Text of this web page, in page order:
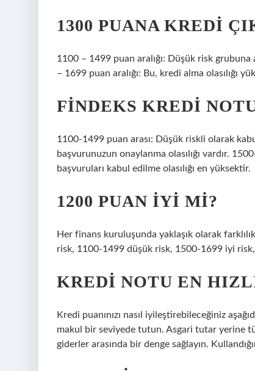
1300 PUANA KREDI
1100 – 1499 puan aralığı: Düşük risk
– 1699 puan aralığı: Bu, kredi alma olasılığı
FINDEKS KREDI
1100-1499 puan arası: Düşük riskli olarak
başvurunuzun onaylanma olasılığı vardır.
başvuruları kabul edilme olasılığı en yüksektir.
1200 PUAN IYI MI?
Her finans kuruluşunda yaklaşık olarak
risk, 1100-1499 düşük risk, 1500-1699 iyi
KREDI NOTU EN
Kredi puanınızı nasıl iyileştirebileceğiniz
makul bir seviyede tutun. Asgari tutar yerine
giderler arasında bir denge sağlayın.